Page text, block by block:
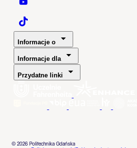
Politechnika Gdańska - YouTube
Politechnika Gdańska - TaikTok
Informacje o
Informacje dla
Przydatne linki
© 2026 Politechnika Gdańska